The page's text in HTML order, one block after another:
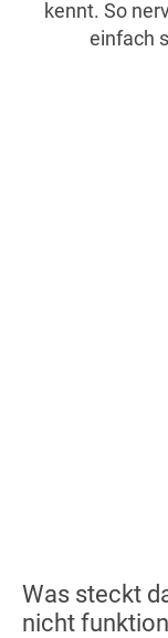
kennt. So
einfach
Was steckt
nicht